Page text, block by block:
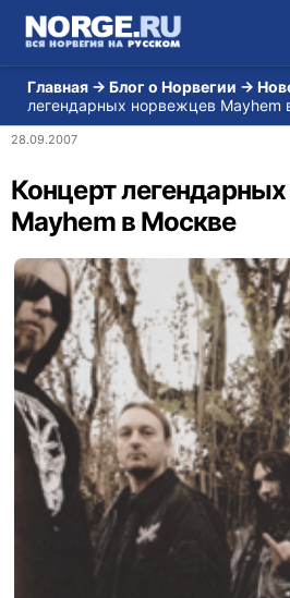
Главная → Блог о Норвегии →
легендарных норвежцев Mayhem
28.09.2007
Концерт
Mayhem в Москве